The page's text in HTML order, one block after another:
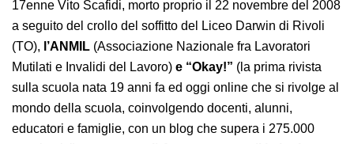
17enne Vito Scafidi, morto proprio il 22 novembre del
2008 a seguito del crollo del soffitto del Liceo Darwin di
Rivoli (TO),l’ANMIL(Associazione Nazionale fra
Lavoratori Mutilati e Invalidi del Lavoro)e “Okay!”(la
prima rivista sulla scuola nata 19 anni fa ed oggi online
che si rivolge al mondo della scuola, coinvolgendo
docenti, alunni, educatori e famiglie, con un blog che